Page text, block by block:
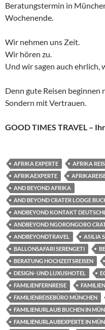
Beratungstermin in
Wochenende.
Wir nehmen uns Zeit.
Wir hören zu.
Und wir sagen auch ehrlich,
Denn gute Reisen beginnen
Sondern mit Vertrauen.
GOOD TIMES TRAVEL –
AFRIKA EXPERTE AFRIKA
AFRIKAEXPERTE
AND BEYOND AFRIKA
AND BEYOND CRATER LODGE
ANDBEYOND KONTAKT
ANDBEYOND NGORONGORO
ANDBEYONDTRAVEL
ASILIA
BALLONSAFARI SERENGETI
BERATUNG HOCHZEITSREISEN
DESIGN- UND LUXUSHOTEL
FAMILIENFERNREISE
FAMILIENREISEBÜRO MÜNCHEN
FAMILIENURLAUB BUCHEN IN
FAMILIENURLAUBEXPERTE IN